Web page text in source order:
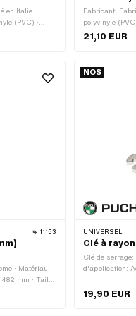
en Italie ·
(PVC) ·
Composition
Fabricant:
polyvinyle
totale: 6000
21,10 EUR
11153
· Matériau:
482 mm · Taille
8.5 mm ·
de bouche
NOS
UNIVERSEL
Clé à
Clé de
d'application:
19,90 EUR